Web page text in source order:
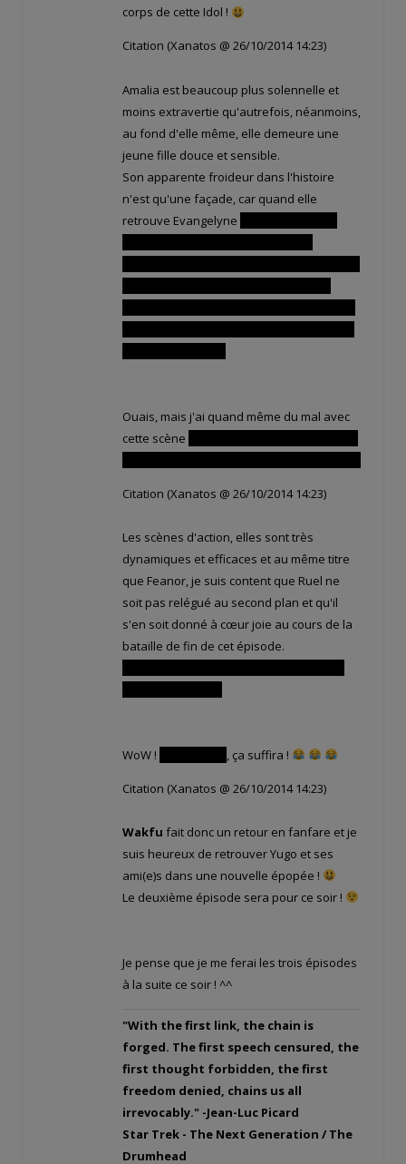
corps de cette Idol !
Citation (Xanatos @ 26/10/2014 14:23)
Amalia est beaucoup plus solennelle et
moins extravertie qu'autrefois, néanmoins,
au fond d'elle même, elle demeure une
jeune fille douce et sensible.
Son apparente froideur dans l'histoire
n'est qu'une façade, car quand elle
retrouve Evangelyne
Ouais, mais j'ai quand même du mal avec
cette scène
Citation (Xanatos @ 26/10/2014 14:23)
Les scènes d'action, elles sont très
dynamiques et efficaces et au même titre
que Feanor, je suis content que Ruel ne
soit pas relégué au second plan et qu'il
s'en soit donné à cœur joie au cours de la
bataille de fin de cet épisode.
WoW ! , ça suffira !
Citation (Xanatos @ 26/10/2014 14:23)
Wakfu fait donc un retour en fanfare et je
suis heureux de retrouver Yugo et ses
ami(e)s dans une nouvelle épopée !
Le deuxième épisode sera pour ce soir !
Je pense que je me ferai les trois épisodes
à la suite ce soir ! ^^
"With the first link, the chain is
forged. The first speech censured, the
first thought forbidden, the first
freedom denied, chains us all
irrevocably." -Jean-Luc Picard
Star Trek - The Next Generation / The
Drumhead